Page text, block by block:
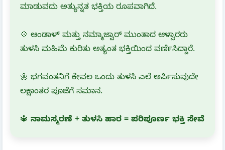
ಮಾಡುವದು ಅತ್ಯುನ್ನತ ಭಕ್ತಿಯ ರೂಪವಾಗಿದೆ.
💠 ಆಂಡಾಳ್ ಮತ್ತು ನಮ್ಮಾಜ್ವಾರ್ ಮುಂತಾದ ಆಳ್ವಾರರು
ತುಳಸಿ ಮಹಿಮೆ ಕುರಿತು ಅತ್ಯಂತ ಭಕ್ತಿಯಿಂದ ವರ್ಣಿಸಿದ್ದಾರೆ.
🌼 ಭಗವಂತನಿಗೆ ಕೇವಲ ಒಂದು ತುಳಸಿ ಎಲೆ ಅರ್ಪಿಸುವುದೇ
ಲಕ್ಷಾಂತರ ಪೂಜೆಗೆ ಸಮಾನ.
🔱 ನಾಮಸ್ಮರಣೆ + ತುಳಸಿ ಹಾರ = ಪರಿಪೂರ್ಣ ಭಕ್ತಿ ಸೇವೆ